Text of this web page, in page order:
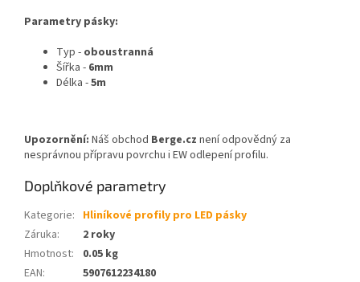
Parametry pásky:
Typ - oboustranná
Šířka - 6mm
Délka -5m
Upozornění: Náš obchod Berge.cz není odpovědný za
nesprávnou přípravu povrchu i EW odlepení profilu.
Doplňkové parametry
Kategorie: Hliníkové profily pro LED pásky
Záruka:
2 roky
Hmotnost:
0.05 kg
EAN:
5907612234180